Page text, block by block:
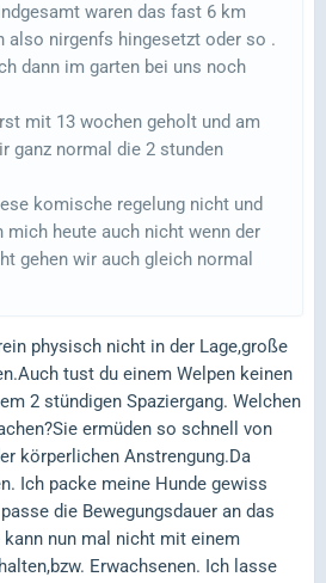
waren das fast 6 km
also nirgenfs hingesetzt oder so .
dann im garten bei uns noch
mit 13 wochen geholt und am
ganz normal die 2 stunden
komische regelung nicht und
mich heute auch nicht wenn der
gehen wir auch gleich normal
physisch nicht in der Lage,große
tust du einem Welpen keinen
2 stündigen Spaziergang. Welchen
ermüden so schnell von
körperlichen Anstrengung.Da
Ich packe meine Hunde gewiss
die Bewegungsdauer an das
kann nun mal nicht mit einem
Erwachsenen. Ich lasse